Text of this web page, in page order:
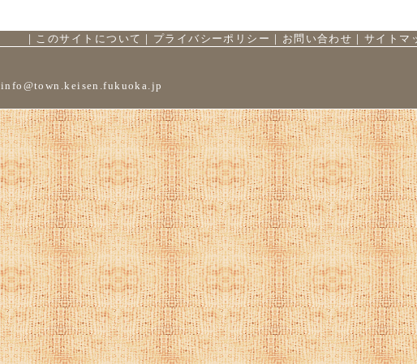
｜ このサイトについて ｜ プライバシーポリシー ｜ お問い合わせ ｜ サイトマ
info@town.keisen.fukuoka.jp